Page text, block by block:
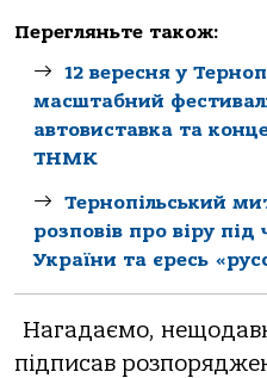
Перегляньте також:
12 вересня у
масштабний
автовиставка та
ТНМК
Тернопільський
розповів про віру
України та єресь
Нагадаємо,
підписав